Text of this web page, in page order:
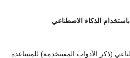
الذكاء الاصطناعي
(ذكر الأدوات المستخدمة) للمساعدة